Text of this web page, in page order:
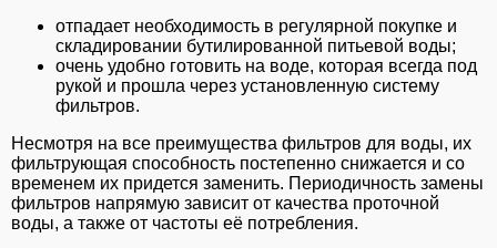
отпадает необходимость в регулярной покупке и
складировании бутилированной питьевой воды;
очень удобно готовить на воде, которая всегда под
рукой и прошла через установленную систему
фильтров.
Несмотря на все преимущества фильтров для воды, их
фильтрующая способность постепенно снижается и со
временем их придется заменить. Периодичность замены
фильтров напрямую зависит от качества проточной
воды, а также от частоты её потребления.